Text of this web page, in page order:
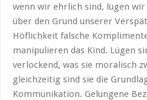
wenn wir ehrlich sind, lügen wir
über den Grund unserer
Höflichkeit falsche
manipulieren das Kind. Lügen
verlockend, was sie moralisch
gleichzeitig sind sie die
Kommunikation. Gelungene